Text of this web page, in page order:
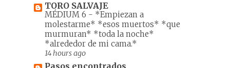
TORO SALVAJE
MÉDIUM 6 - *Empiezan a
molestarme* *esos muertos* *que
murmuran* *toda la noche*
*alrededor de mi cama.*
14 hours ago